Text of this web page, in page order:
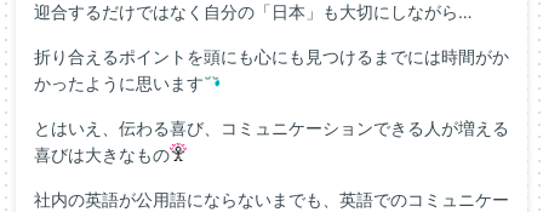
迎合するだけではなく自分の「日本」も大切にしながら…
折り合えるポイントを頭にも心にも見つけるまでには時間がか
かったように思います
とはいえ、伝わる喜び、コミュニケーションできる人が増える
喜びは大きなもの
社内の英語が公用語にならないまでも、英語でのコミュニケー